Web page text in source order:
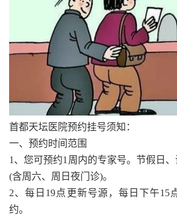
首都天坛医院预约挂号须知：
一、预约时间范围
1、您可预约1周内的专家号。节假日
(含周六、周日夜门诊)。
2、每日19点更新号源，每日下午15
约。